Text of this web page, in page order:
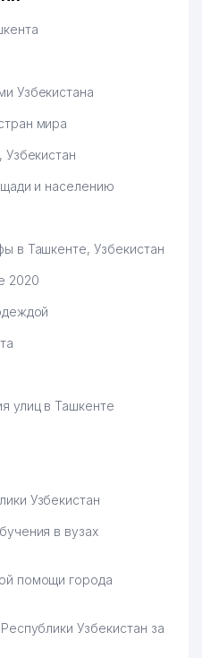
Узбекистана
мира
и населению
в Ташкенте, Узбекистан
2020
улиц в Ташкенте
Узбекистан
в вузах
помощи города
Узбекистан за